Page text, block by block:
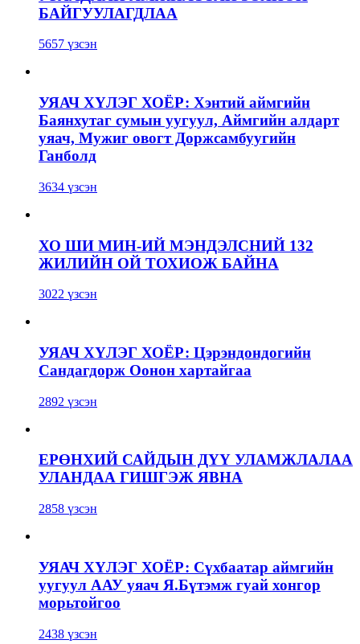
БАЙГУУЛАГДЛАА
5657 үзсэн
УЯАЧ ХҮЛЭГ ХОЁР: Хэнтий аймгийн
Баянхутаг сумын уугуул, Аймгийн алдарт
уяач, Мужиг овогт Доржсамбуугийн
Ганболд
3634 үзсэн
ХО ШИ МИН-ИЙ МЭНДЭЛСНИЙ 132
ЖИЛИЙН ОЙ ТОХИОЖ БАЙНА
3022 үзсэн
УЯАЧ ХҮЛЭГ ХОЁР: Цэрэндондогийн
Сандагдорж Оонон хартайгаа
2892 үзсэн
ЕРӨНХИЙ САЙДЫН ДҮҮ УЛАМЖЛАЛАА
УЛАНДАА ГИШГЭЖ ЯВНА
2858 үзсэн
УЯАЧ ХҮЛЭГ ХОЁР: Сүхбаатар аймгийн
уугуул ААУ уяач Я.Бүтэмж гуай хонгор
морьтойгоо
2438 үзсэн